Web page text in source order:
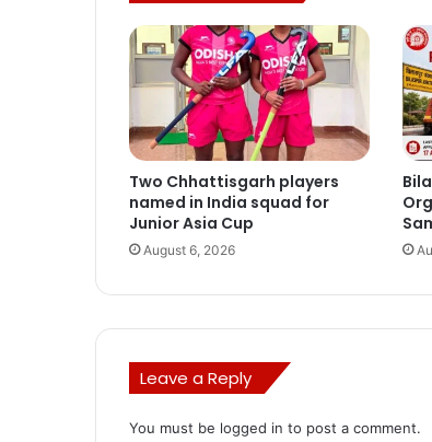
Two Chhattisgarh players
named in India squad for
Junior Asia Cup
August 6, 2026
Leave a Reply
You must be logged in to post a comment.